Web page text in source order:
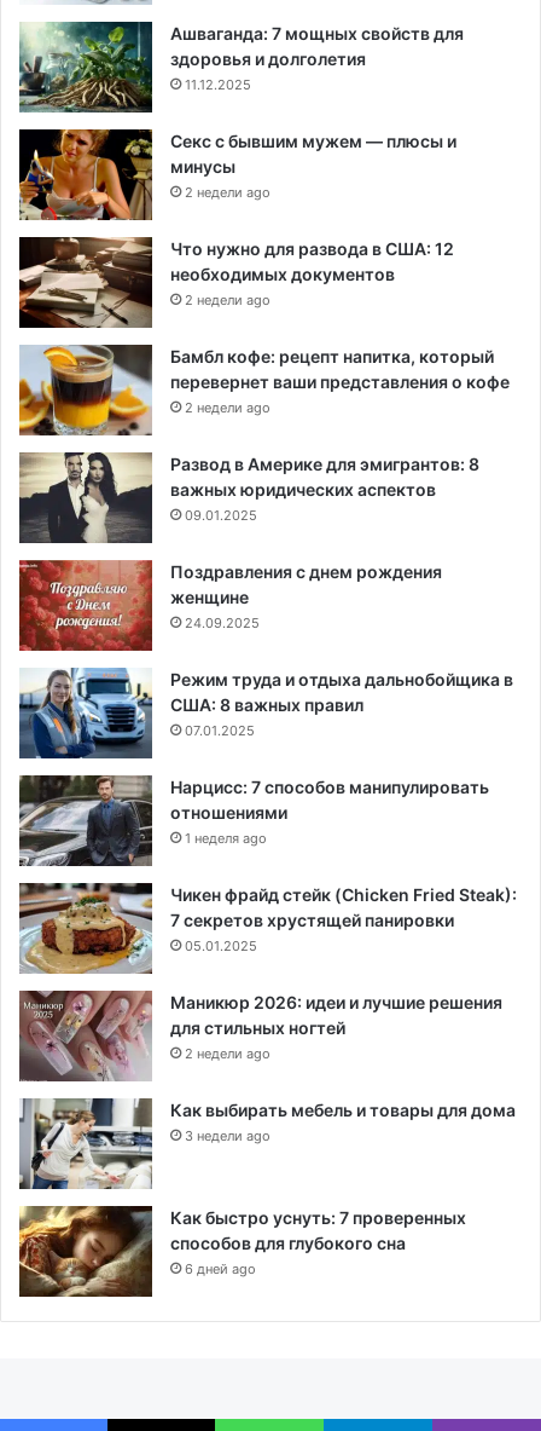
Ашваганда: 7 мощных свойств для
здоровья и долголетия
11.12.2025
Секс с бывшим мужем — плюсы и
минусы
2 недели ago
Что нужно для развода в США: 12
необходимых документов
2 недели ago
Бамбл кофе: рецепт напитка, который
перевернет ваши представления о кофе
2 недели ago
Развод в Америке для эмигрантов: 8
важных юридических аспектов
09.01.2025
Поздравления с днем рождения
женщине
24.09.2025
Режим труда и отдыха дальнобойщика в
США: 8 важных правил
07.01.2025
Нарцисс: 7 способов манипулировать
отношениями
1 неделя ago
Чикен фрайд стейк (Chicken Fried Steak):
7 секретов хрустящей панировки
05.01.2025
Маникюр 2026: идеи и лучшие решения
для стильных ногтей
2 недели ago
Как выбирать мебель и товары для дома
3 недели ago
Как быстро уснуть: 7 проверенных
способов для глубокого сна
6 дней ago